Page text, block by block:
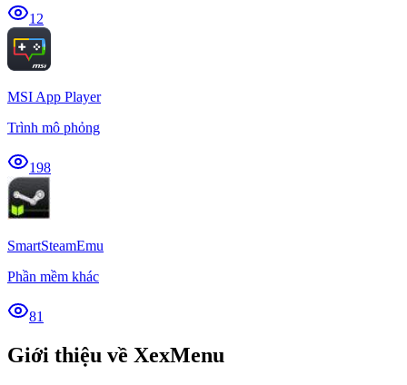
12
MSI App Player
Trình mô phỏng
198
SmartSteamEmu
Phần mềm khác
81
Giới thiệu về XexMenu